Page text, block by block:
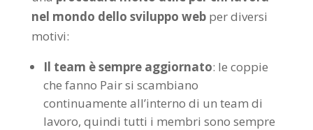
nel mondo dello sviluppo webper diversi
motivi:
Il team è sempre aggiornato: le coppie
che fanno Pair si scambiano
continuamente all’interno di un team di
lavoro, quindi tutti i membri sono sempre